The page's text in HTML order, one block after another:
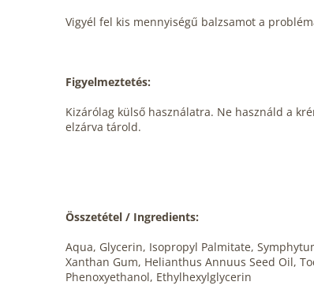
Vigyél fel kis mennyiségű balzsamot a
Figyelmeztetés:
Kizárólag külső használatra. Ne használd a
elzárva tárold.
Összetétel / Ingredients:
Aqua, Glycerin, Isopropyl Palmitate,
Xanthan Gum, Helianthus Annuus Seed Oil,
Phenoxyethanol, Ethylhexylglycerin